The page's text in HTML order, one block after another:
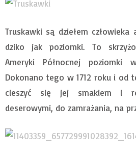
Truskawki są dziełem
dziko jak poziomki. To
Ameryki Północnej poziomki
Dokonano tego w 1712 roku i od
cieszyć się jej smakiem i
deserowymi, do zamrażania, na